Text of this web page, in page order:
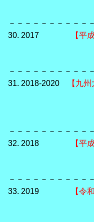
115.5
－－－－－－－－－－
30. 2017
【平
６万円×
－－－－－－－－－－
31. 2018-2020
【九
―英語で科学
2018年度129.6
－－－－－－－－－－
32. 2018
【平
６万円×
－－－－－－－－－－
33. 2019
【令
６万円×